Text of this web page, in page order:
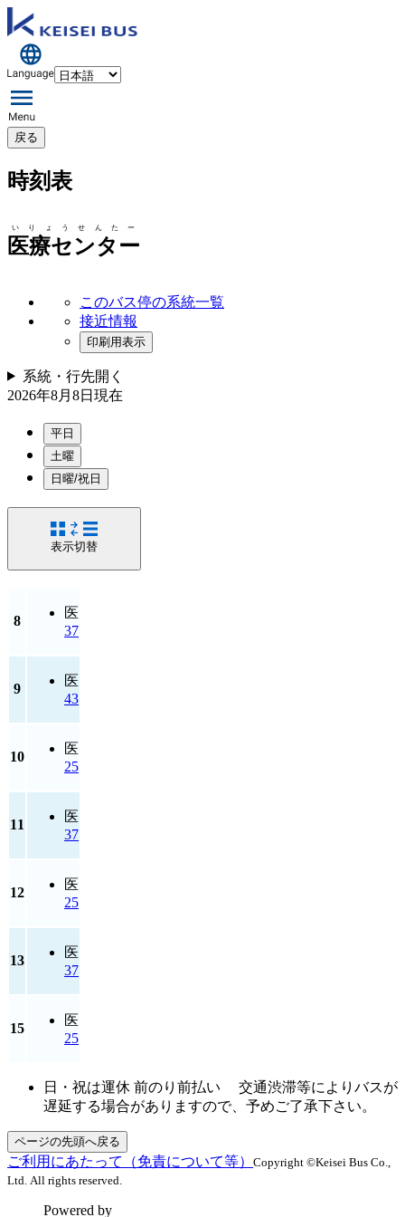
戻る
時刻表
医療センター
いりょうせんたー
このバス停の系統一覧
接近情報
印刷用表示
系統・行先開く
2026年8月8日 現在
平日
土曜
日曜/祝日
表示切替
8
医
37
9
医
43
10
医
25
11
医
37
12
医
25
13
医
37
15
医
25
日・祝は運休 前のり前払い 交通渋滞等によりバスが
遅延する場合がありますので、予めご了承下さい。
ページの先頭へ戻る
ご利用にあたって（免責について等） Copyright ©Keisei Bus Co.,
Ltd. All rights reserved.
Powered by